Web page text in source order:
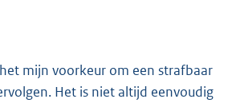
mijn voorkeur om een strafbaar
Het is niet altijd eenvoudig